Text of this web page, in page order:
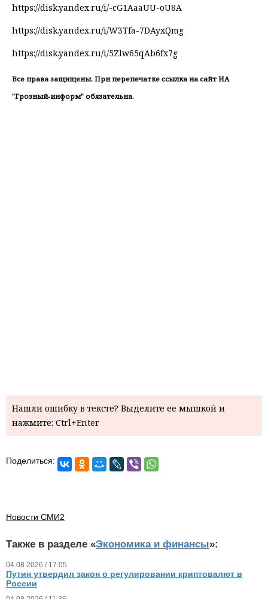
https://disk.yandex.ru/i/-cG1AaaUU-oU8A
https://disk.yandex.ru/i/W3Tfa-7DAyxQmg
https://disk.yandex.ru/i/5Zlw65qAb6fx7g
Все права защищены. При перепечатке ссылка на сайт ИА
"Грозный-информ" обязательна.
Нашли ошибку в тексте? Выделите ее мышкой и
нажмите: Ctrl+Enter
Поделиться:
Новости СМИ2
Также в разделе «Экономика и финансы»:
04.08.2026 / 17.05
Путин утвердил закон о регулировании криптовалют в
России